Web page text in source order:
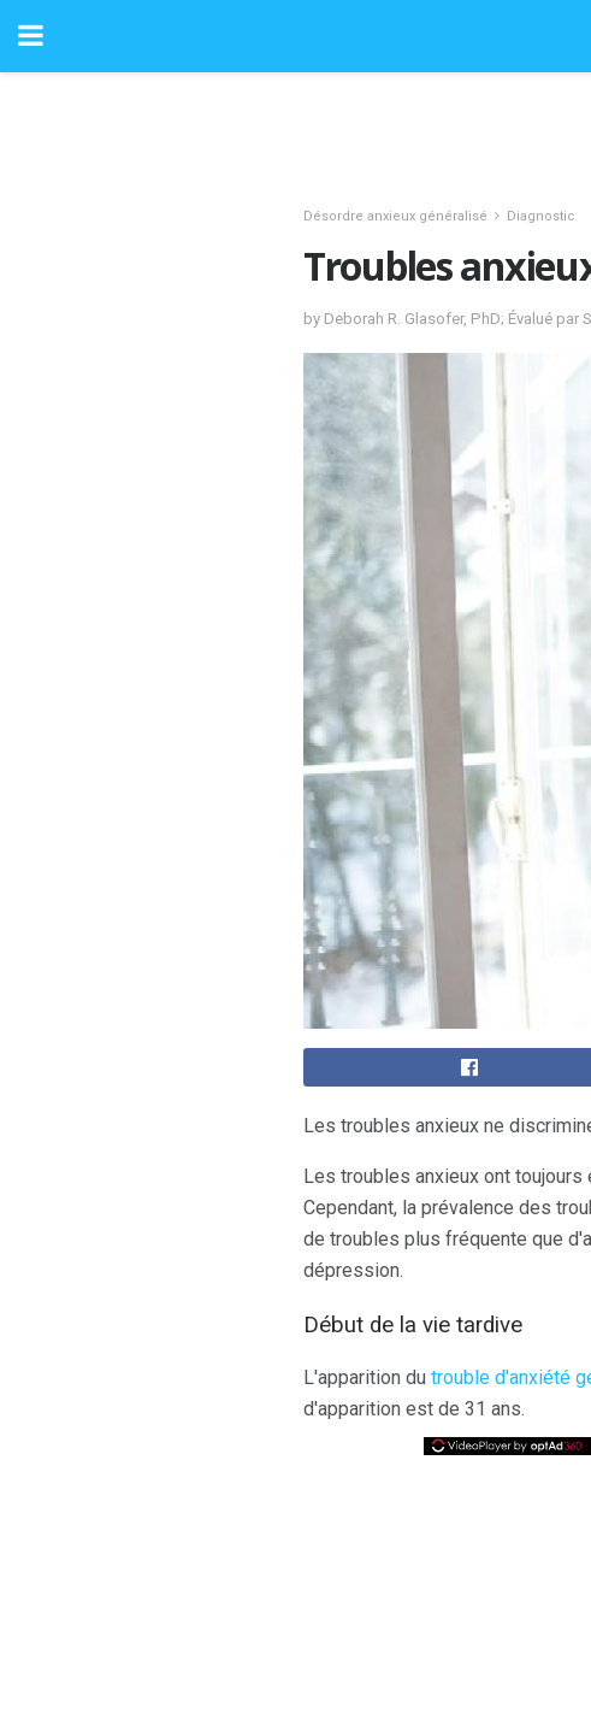
Désordre anxieux généralisé Diagnostic
Troubles
by Deborah R. Glasofer, PhD; Évalué par
Les troubles anxieux ne
Les troubles anxieux ont
Cependant, la prévalence des
de troubles plus fréquente que
dépression.
Début de la vie tardive
L'apparition du trouble d'anxiété
d'apparition est de 31 ans.